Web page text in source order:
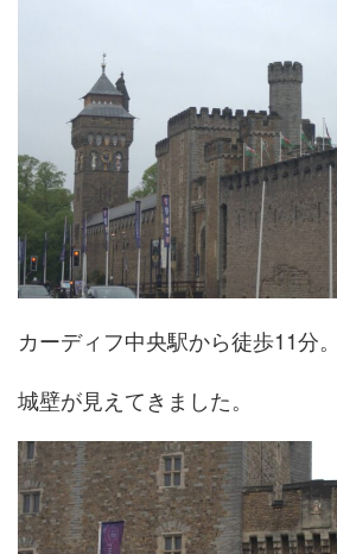
カーディフ中央駅から徒歩11分。
城壁が見えてきました。